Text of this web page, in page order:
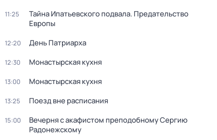
11:25
Тайна Ипатьевского подвала. Предательство
Европы
12:20 Дeнь Патриаpха
12:30 Монастырская кухня
13:00 Монастырская кухня
13:25 Поезд вне расписания
15:00
Вечерня с акафистом преподобному Сергию
Радонежскому